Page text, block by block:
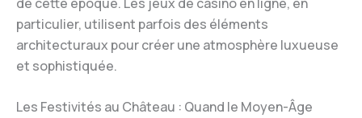
particulier, utilisent parfois des éléments
architecturaux pour créer une atmosphère luxueuse
et sophistiquée.
Les Festivités au Château : Quand le Moyen-Âge